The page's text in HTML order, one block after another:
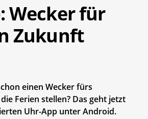
Wecker für
Zukunft
einen Wecker fürs
Ferien stellen? Das geht jetzt
Uhr-App unter Android.